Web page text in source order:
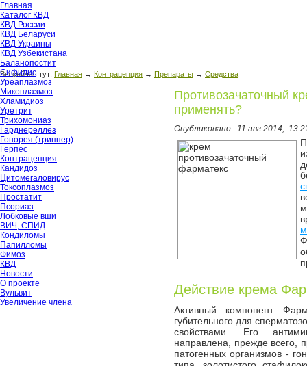
Главная
Каталог КВД
КВД России
КВД Беларуси
КВД Украины
КВД Узбекистана
Баланопостит
Сифилис
Уреаплазмоз
Микоплазмоз
Хламидиоз
Уретрит
Трихомониаз
Гарднереллёз
Гонорея (триппер)
Герпес
Контрацепция
Кандидоз
Цитомегаловирус
Токсоплазмоз
Простатит
Псориаз
Лобковые вши
ВИЧ, СПИД
Кондиломы
Папилломы
Фимоз
КВД
Новости
О проекте
Вульвит
Увеличение члена
Вы сейчас тут: Главная → Контрацепция → Препараты → Средства
Противозачаточный
применять?
Опубликовано: 11 авг 2014,
Действие крема
Активный компонент
губительного для
свойствами. Его
направлена, прежде всего,
патогенных организмов -